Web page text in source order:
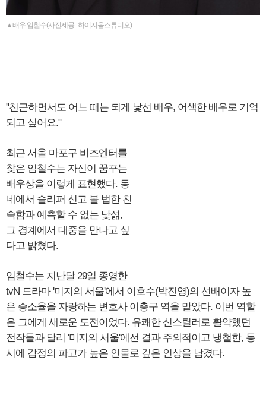
▲배우 임철수(사진제공=하이지음스튜디오)
"친근하면서도 어느 때는 되게 낯선 배우, 어색한 배우로 기억
되고 싶어요."
최근 서울 마포구 비즈엔터를
찾은 임철수는 자신이 꿈꾸는
배우상을 이렇게 표현했다. 동
네에서 슬리퍼 신고 볼 법한 친
숙함과 예측할 수 없는 낯섦,
그 경계에서 대중을 만나고 싶
다고 밝혔다.
임철수는 지난달 29일 종영한
tvN 드라마 '미지의 서울'에서 이호수(박진영)의 선배이자 높
은 승소율을 자랑하는 변호사 이충구 역을 맡았다. 이번 역할
은 그에게 새로운 도전이었다. 유쾌한 신스틸러로 활약했던
전작들과 달리 '미지의 서울'에선 결과 주의적이고 냉철한, 동
시에 감정의 파고가 높은 인물로 깊은 인상을 남겼다.